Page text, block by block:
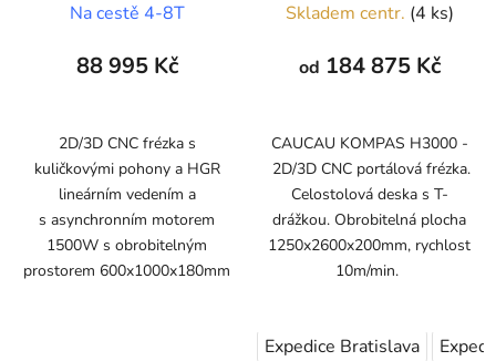
Na cestě 4-8T
88 995 Kč
2D/3D CNC frézka s
kuličkovými pohony a HGR
lineárním vedením a
s asynchronním motorem
1500W s obrobitelným
prostorem 600x1000x180mm
Skladem centr. (4 ks)
od 184 875 Kč
CAUCAU KOMPAS H3000 -
2D/3D CNC portálová frézka.
Celostolová deska s T-
drážkou. Obrobitelná plocha
1250x2600x200mm, rychlost
10m/min.
Expedice Bratislava